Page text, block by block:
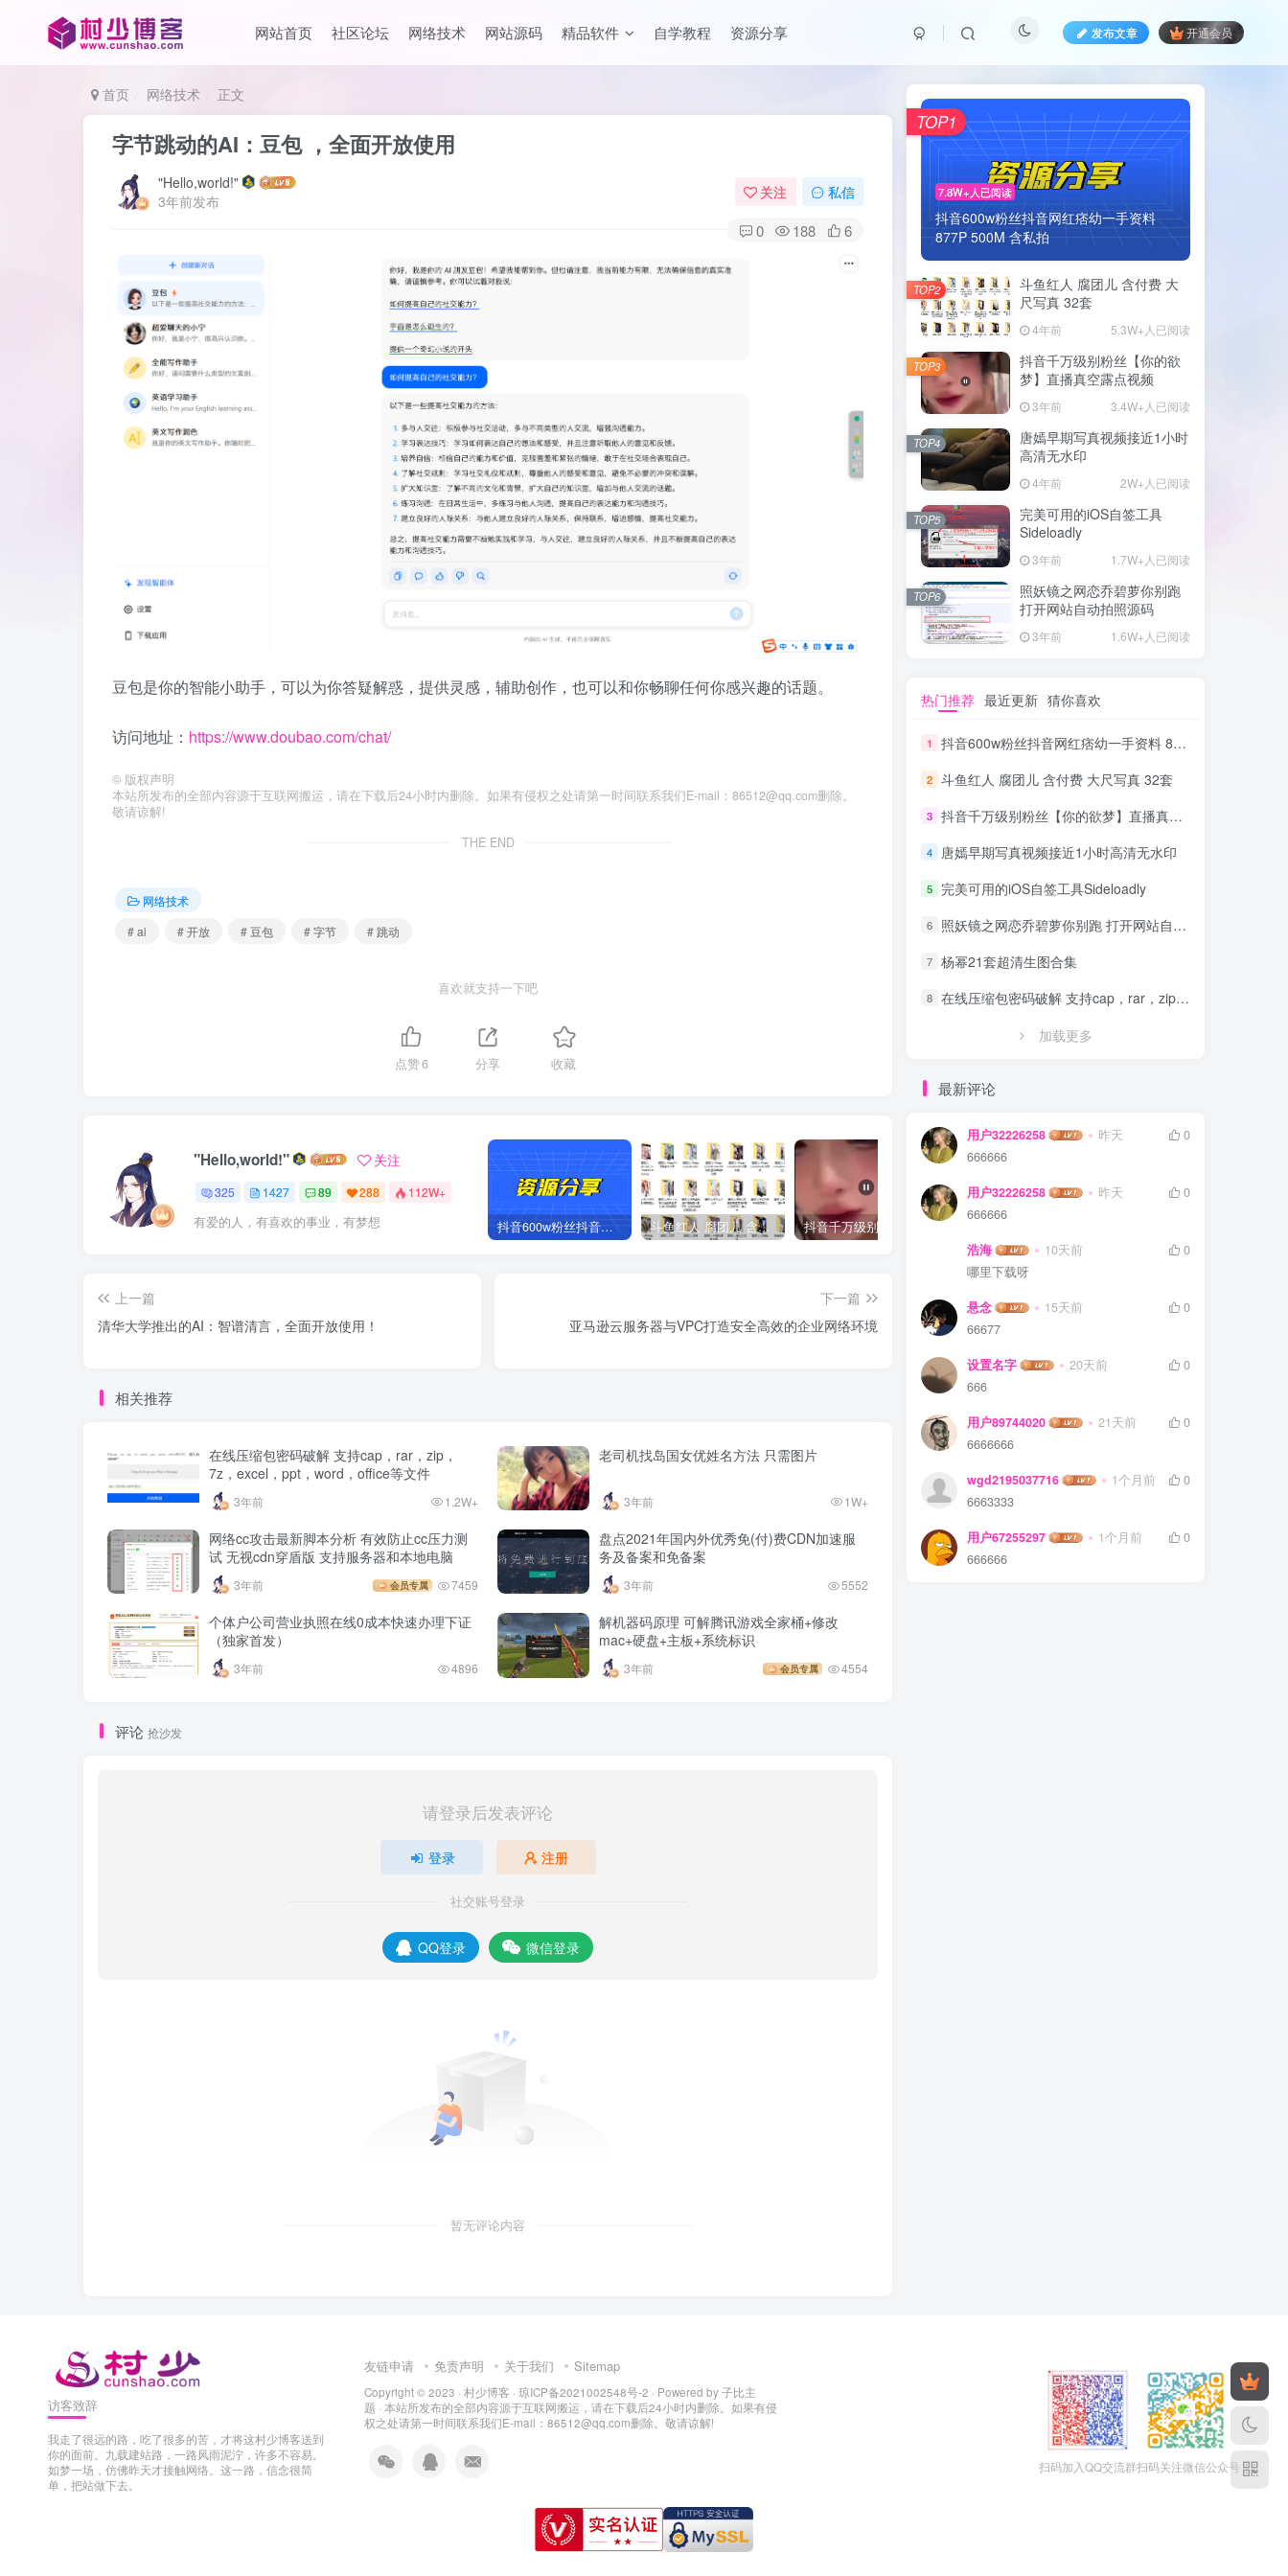
网站首页 社区论坛 网络技术 网站源码 精品软件 自学教程 资源分享 发布文章 开通会员
首页 网络技术 正文
字节跳动的AI：豆包 ，全面开放使用
"Hello,world!"
3年前发布
关注 私信
0 188 6
豆包是你的智能小助手，可以为你答疑解惑，提供灵感，辅助创作，也可以和你畅聊任何你感兴趣的话题。
访问地址： https://www.doubao.com/chat/
© 版权声明
本站所发布的全部内容源于互联网搬运，请在下载后24小时内删除。如果有侵权之处请第一时间联系我们E-mail：86512@qq.com删除。
敬请谅解!
THE END
网络技术
# ai
# 开放 # 豆包 # 字节 # 跳动
喜欢就支持一下吧
点赞6 分享 收藏
"Hello,world!" 关注
325 1427 89 288 112W+
有爱的人，有喜欢的事业，有梦想 抖音600w粉丝抖音网红痞幼一手资料 877P 500M 含私拍 斗鱼红人 腐团儿 含付费 大尺写真 32套
上一篇
清华大学推出的AI：智谱清言，全面开放使用！
下一篇
亚马逊云服务器与VPC打造安全高效的企业网络环境
相关推荐
在线压缩包密码破解 支持cap，rar，zip，
7z，excel，ppt，word，office等文件
3年前 1.2W+
老司机找岛国女优姓名方法 只需图片
3年前 1W+
网络cc攻击最新脚本分析 有效防止cc压力测
试 无视cdn穿盾版 支持服务器和本地电脑
3年前 会员专属 7459
盘点2021年国内外优秀免(付)费CDN加速服
务及备案和免备案
3年前 5552
个体户公司营业执照在线0成本快速办理下证
（独家首发）
3年前 4896
解机器码原理 可解腾讯游戏全家桶+修改
mac+硬盘+主板+系统标识
3年前 会员专属 4554
评论 抢沙发
请登录后发表评论
登录 注册
社交账号登录
QQ登录 微信登录
暂无评论内容
7.8W+人已阅读
抖音600w粉丝抖音网红痞幼一手资料
877P 500M 含私拍
TOP1
斗鱼红人 腐团儿 含付费 大
尺写真 32套
4年前 5.3W+人已阅读
TOP2
抖音千万级别粉丝【你的欲
梦】直播真空露点视频
3年前 3.4W+人已阅读
TOP3
唐嫣早期写真视频接近1小时
高清无水印
4年前 2W+人已阅读
TOP4
完美可用的iOS自签工具
Sideloadly
3年前 1.7W+人已阅读
TOP5
照妖镜之网恋乔碧萝你别跑
打开网站自动拍照源码
3年前 1.6W+人已阅读
TOP6
热门推荐 最近更新 猜你喜欢
1 抖音600w粉丝抖音网红痞幼一手资料 877P 500M 含私拍
2 斗鱼红人 腐团儿 含付费 大尺写真 32套
3 抖音千万级别粉丝【你的欲梦】直播真空露点视频
4 唐嫣早期写真视频接近1小时高清无水印
5 完美可用的iOS自签工具Sideloadly
6 照妖镜之网恋乔碧萝你别跑 打开网站自动拍照源码
7 杨幂21套超清生图合集
8 在线压缩包密码破解 支持cap，rar，zip，7z，excel，ppt，word，office等文件
加载更多
最新评论
用户32226258 昨天
0
666666
用户32226258 昨天
0
666666
浩海 10天前
0
哪里下载呀
悬念 15天前
0
66677
设置名字 20天前
0
666
用户89744020 21天前
0
6666666
wgd2195037716 1个月前
0
6663333
用户67255297 1个月前
0
666666
访客致辞
我走了很远的路，吃了很多的苦，才将这村少博客送到
你的面前。九载建站路，一路风雨泥泞，许多不容易。
如梦一场，仿佛昨天才接触网络。这一路，信念很简
单，把站做下去。
友链申请 免责声明 关于我们 Sitemap
Copyright © 2023 · 村少博客 · 琼ICP备2021002548号-2 · Powered by子比主
题 · 本站所发布的全部内容源于互联网搬运，请在下载后24小时内删除。如果有侵
权之处请第一时间联系我们E-mail：86512@qq.com删除。敬请谅解!
扫码加入QQ交流群扫码关注微信公众号